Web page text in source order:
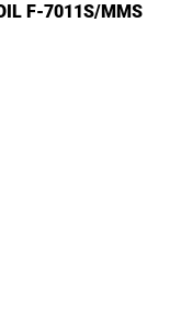
F-7011S/MMS